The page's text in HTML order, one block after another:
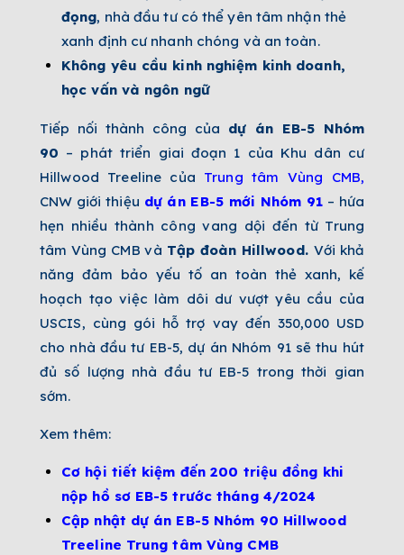
đọng, nhà đầu tư có thể yên tâm nhận thẻ
xanh định cư nhanh chóng và an toàn.
Không yêu cầu kinh nghiệm kinh doanh,
học vấn và ngôn ngữ
Tiếp nối thành công của dự án EB-5 Nhóm
90 – phát triển giai đoạn 1 của Khu dân cư
Hillwood Treeline của Trung tâm Vùng CMB,
CNW giới thiệu dự án EB-5 mới Nhóm 91 – hứa
hẹn nhiều thành công vang dội đến từ Trung
tâm Vùng CMB và Tập đoàn Hillwood. Với khả
năng đảm bảo yếu tố an toàn thẻ xanh, kế
hoạch tạo việc làm dôi dư vượt yêu cầu của
USCIS, cùng gói hỗ trợ vay đến 350,000 USD
cho nhà đầu tư EB-5, dự án Nhóm 91 sẽ thu hút
đủ số lượng nhà đầu tư EB-5 trong thời gian
sớm.
Xem thêm:
Cơ hội tiết kiệm đến 200 triệu đồng khi
nộp hồ sơ EB-5 trước tháng 4/2024
Cập nhật dự án EB-5 Nhóm 90 Hillwood
Treeline Trung tâm Vùng CMB